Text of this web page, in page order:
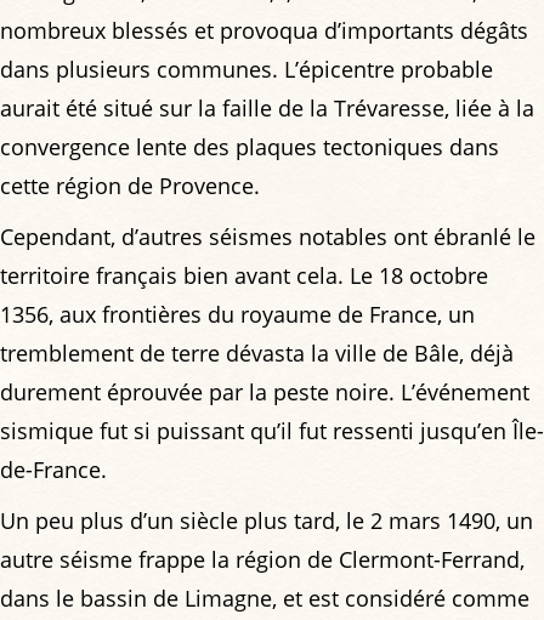
nombreux blessés et provoqua d’importants dégâts
dans plusieurs communes. L’épicentre probable
aurait été situé sur la faille de la Trévaresse, liée à la
convergence lente des plaques tectoniques dans
cette région de Provence.
Cependant, d’autres séismes notables ont ébranlé le
territoire français bien avant cela. Le 18 octobre
1356, aux frontières du royaume de France, un
tremblement de terre dévasta la ville de Bâle, déjà
durement éprouvée par la peste noire. L’événement
sismique fut si puissant qu’il fut ressenti jusqu’en Île-
de-France.
Un peu plus d’un siècle plus tard, le 2 mars 1490, un
autre séisme frappe la région de Clermont-Ferrand,
dans le bassin de Limagne, et est considéré comme